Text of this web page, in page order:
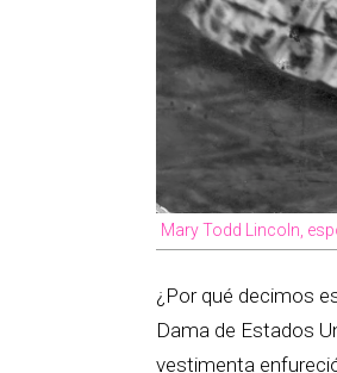
Mary Todd Lincoln,
¿Por qué decimos
Dama de Estados
vestimenta